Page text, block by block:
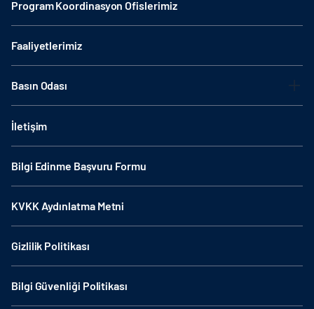
Program Koordinasyon Ofislerimiz
Faaliyetlerimiz
Basın Odası
İletişim
Bilgi Edinme Başvuru Formu
KVKK Aydınlatma Metni
Gizlilik Politikası
Bilgi Güvenliği Politikası